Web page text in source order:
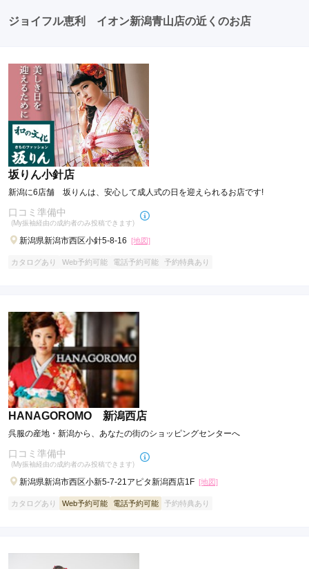
※きもの講習会、無地袴は、
一部対象外エリアがございます。
※一部対象外エリアがございます。
※写真やイラストはすべてイメージです。
ジョイフル恵利 イオン新潟青山店の近くのお店
坂りん小針店
新潟に6店舗 坂りんは、安心して成人式の日を迎えられるお店です!
口コミ準備中
(My振袖経由の成約者のみ投稿できます)
新潟県新潟市西区小針5-8-16 [地図]
カタログあり Web予約可能 電話予約可能 予約特典あり
HANAGOROMO 新潟西店
呉服の産地・新潟から、あなたの街のショッピングセンターへ
口コミ準備中
(My振袖経由の成約者のみ投稿できます)
新潟県新潟市西区小新5-7-21アピタ新潟西店1F [地図]
カタログあり Web予約可能 電話予約可能 予約特典あり